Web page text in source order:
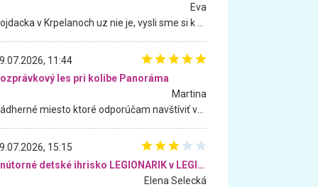
Eva
11:44
les pri kolibe Panoráma
Martina
15:15
Vnútorné detské ihrisko LEGIONARIK v LEGIA Fitness
Elena Selecká